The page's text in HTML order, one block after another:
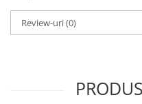
Review-uri(0)